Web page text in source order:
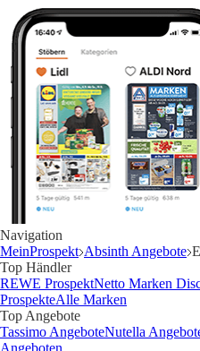
Navigation
MeinProspekt Absinth Angebote
Top Händler
REWE ProspektNetto Marken
ProspekteAlle Marken
Top Angebote
Tassimo AngeboteNutella
Angeboten